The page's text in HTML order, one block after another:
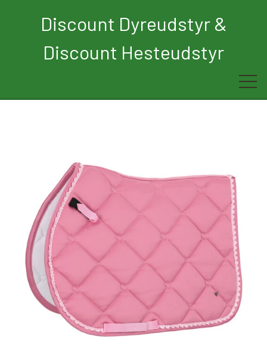
Discount Dyreudstyr &
Discount Hesteudstyr
Hest
Børn
Hund
Kat
Nyhed